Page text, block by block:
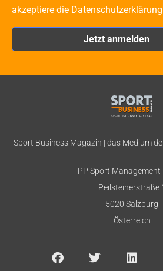
akzeptiere die
Sport Business Magazin | das Medium
PP Sport Management
Peilsteinerstraße
5020 Salzburg
Österreich